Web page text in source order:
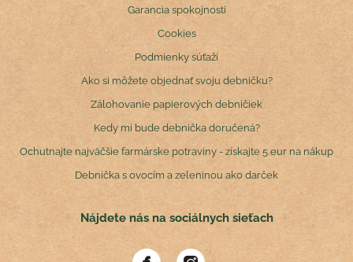
Garancia spokojnosti
Cookies
Podmienky súťaží
Ako si môžete objednať svoju debničku?
Zálohovanie papierových debničiek
Kedy mi bude debnička doručená?
Ochutnajte najväčšie farmárske potraviny - získajte 5 eur na nákup
Debnička s ovocím a zeleninou ako darček
Nájdete nás na sociálnych sieťach